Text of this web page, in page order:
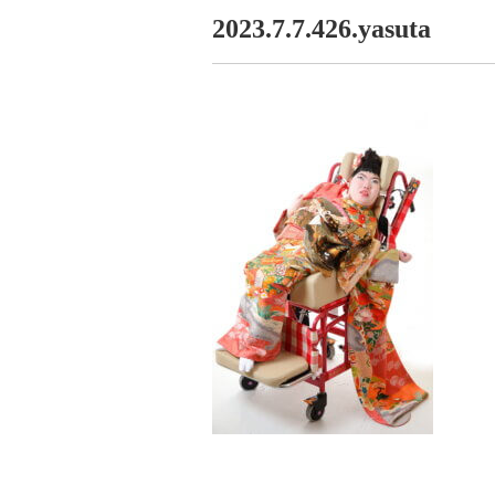
2023.7.7.426.yasuta